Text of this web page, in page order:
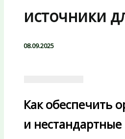
источники
08.09.2025
Как обеспечить
и